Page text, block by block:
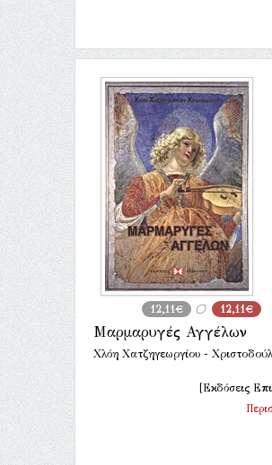
12,11€ 12,11€
Μαρμαρυγές Αγγέλων
Χλόη Χατζηγεωργίου -
[Εκδόσεις